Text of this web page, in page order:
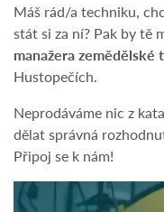
Máš rád/a techniku,
stát si za ní? Pak by tě
manažera zemědělské
Hustopečích.
Neprodáváme nic z
dělat správná
Připoj se k nám!